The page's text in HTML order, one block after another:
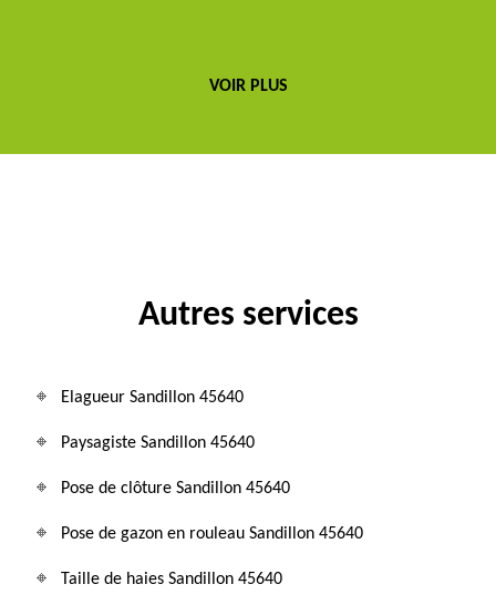
VOIR PLUS
Autres services
Elagueur Sandillon 45640
Paysagiste Sandillon 45640
Pose de clôture Sandillon 45640
Pose de gazon en rouleau Sandillon 45640
Taille de haies Sandillon 45640